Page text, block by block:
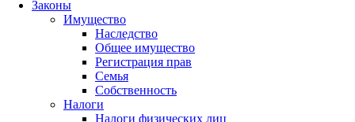
Законы
Имущество
Наследство
Общее имущество
Регистрация прав
Семья
Собственность
Налоги
Налоги физических лиц